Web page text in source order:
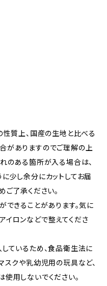
性質上、国産の生地と比べる
がありますのでご理解の上
のある箇所が入る場合は、
少し余分にカットしてお届
ご了承ください。
できることがあります。気に
ロンなどで整えてくださ
ているため、食品衛生法に
スクや乳幼児用の玩具など、
用しないでください。